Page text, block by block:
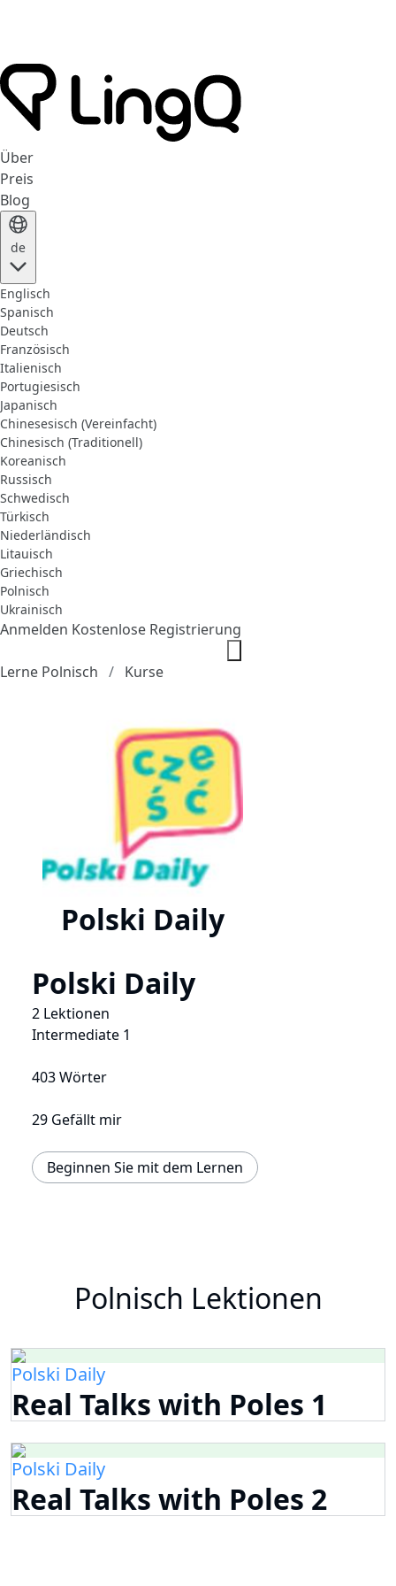
Über
Preis
Blog
de
Englisch
Spanisch
Deutsch
Französisch
Italienisch
Portugiesisch
Japanisch
Chinesesisch (Vereinfacht)
Chinesisch (Traditionell)
Koreanisch
Russisch
Schwedisch
Türkisch
Niederländisch
Litauisch
Griechisch
Polnisch
Ukrainisch
Anmelden Kostenlose Registrierung
Lerne Polnisch Kurse
Polski Daily
Polski Daily
2 Lektionen
Intermediate 1
403 Wörter
29 Gefällt mir
Beginnen Sie mit dem Lernen
Polnisch Lektionen
Polski Daily
Real Talks with Poles 1
Polski Daily
Real Talks with Poles 2